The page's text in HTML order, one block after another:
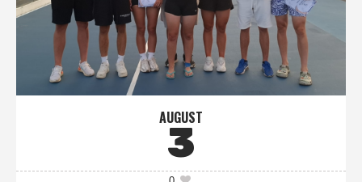
AUGUST
3